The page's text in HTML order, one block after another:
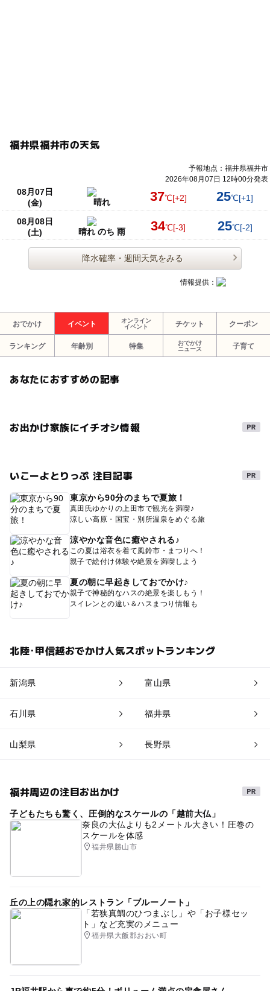
福井県福井市の天気
予報地点：福井県福井市
2026年08月07日 12時00分発表
08月07日
(金)
晴れ 37℃[+2] 25℃[+1]
08月08日
(土)
晴れ のち 雨 34℃[-3] 25℃[-2]
降水確率・週間天気をみる
情報提供：
おでかけ イベント
オンライン
イベント
チケット クーポン
ランキング 年齢別 特集
おでかけ
ニュース
子育て
あなたにおすすめの記事
お出かけ家族にイチオシ情報
いこーよとりっぷ 注目記事
東京から90分のまちで夏旅！
真田氏ゆかりの上田市で観光を満喫♪
涼しい高原・国宝・別所温泉をめぐる旅
涼やかな音色に癒やされる♪
この夏は浴衣を着て風鈴市・まつりへ！
親子で絵付け体験や絶景を満喫しよう
夏の朝に早起きしておでかけ♪
親子で神秘的なハスの絶景を楽しもう！
スイレンとの違い＆ハスまつり情報も
北陸･甲信越おでかけ人気スポットランキング
新潟県 富山県
石川県 福井県
山梨県 長野県
福井周辺の注目お出かけ
子どもたちも驚く、圧倒的なスケールの「越前大仏」
奈良の大仏よりも2メートル大きい！圧巻の
スケールを体感
福井県勝山市
丘の上の隠れ家的レストラン「ブルーノート」
「若狭真鯛のひつまぶし」や「お子様セッ
ト」など充実のメニュー
福井県大飯郡おおい町